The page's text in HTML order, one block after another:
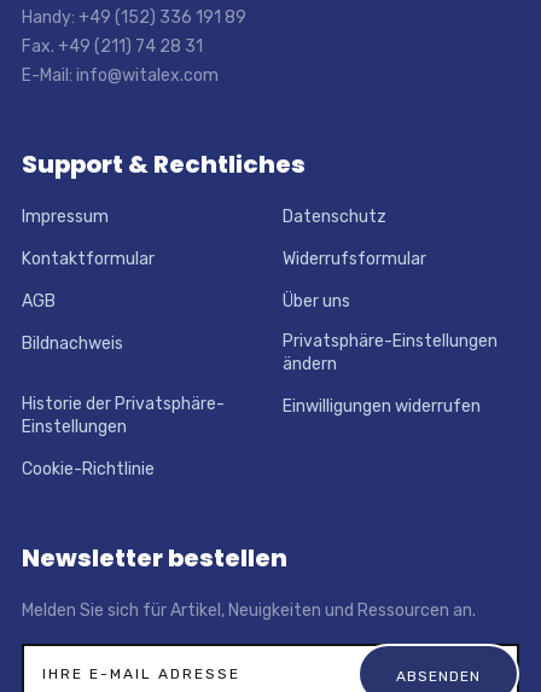
Handy: +49 (152) 336 191 89
Fax. +49 (211) 74 28 31
E-Mail: info@witalex.com
Support & Rechtliches
Impressum Datenschutz
Kontaktformular Widerrufsformular
AGB Über uns
Bildnachweis
Privatsphäre-Einstellungen
ändern
Historie der Privatsphäre-
Einstellungen
Einwilligungen widerrufen
Cookie-Richtlinie
Newsletter bestellen
Melden Sie sich für Artikel, Neuigkeiten und Ressourcen an.